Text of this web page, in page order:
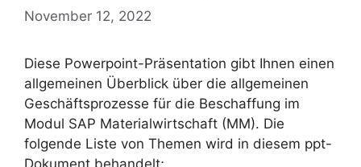
November 12, 2022
Diese Powerpoint-Präsentation gibt Ihnen einen
allgemeinen Überblick über die allgemeinen
Geschäftsprozesse für die Beschaffung im
Modul SAP Materialwirtschaft (MM). Die
folgende Liste von Themen wird in diesem ppt-
Dokument behandelt;